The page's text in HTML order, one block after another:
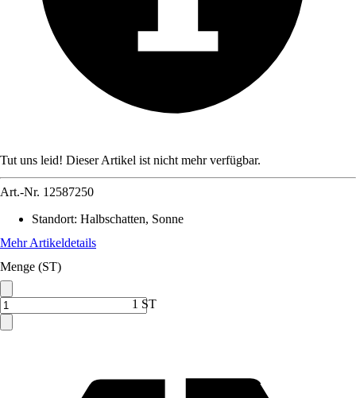
Tut uns leid! Dieser Artikel ist nicht mehr verfügbar.
Art.-Nr. 12587250
Standort: Halbschatten, Sonne
Mehr Artikeldetails
Menge (ST)
1 ST